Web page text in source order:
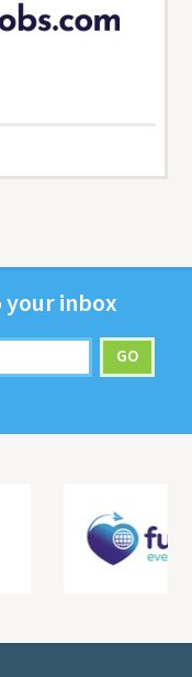
inbox